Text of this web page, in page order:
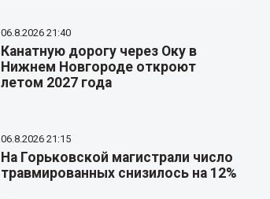
06.8.2026 21:40
Канатную дорогу через Оку в
Нижнем Новгороде откроют
летом 2027 года
06.8.2026 21:15
На Горьковской магистрали число
травмированных снизилось на 12%